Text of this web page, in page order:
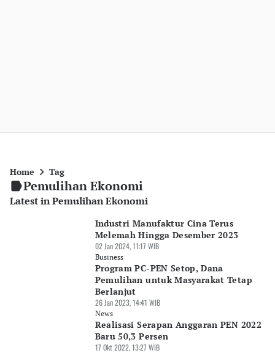
Home Tag
Pemulihan Ekonomi
Latest in Pemulihan Ekonomi
Industri Manufaktur Cina Terus
Melemah Hingga Desember 2023
02 Jan 2024, 11:17 WIB
Business
Program PC-PEN Setop, Dana
Pemulihan untuk Masyarakat Tetap
Berlanjut
26 Jan 2023, 14:41 WIB
News
Realisasi Serapan Anggaran PEN 2022
Baru 50,3 Persen
17 Okt 2022, 13:27 WIB